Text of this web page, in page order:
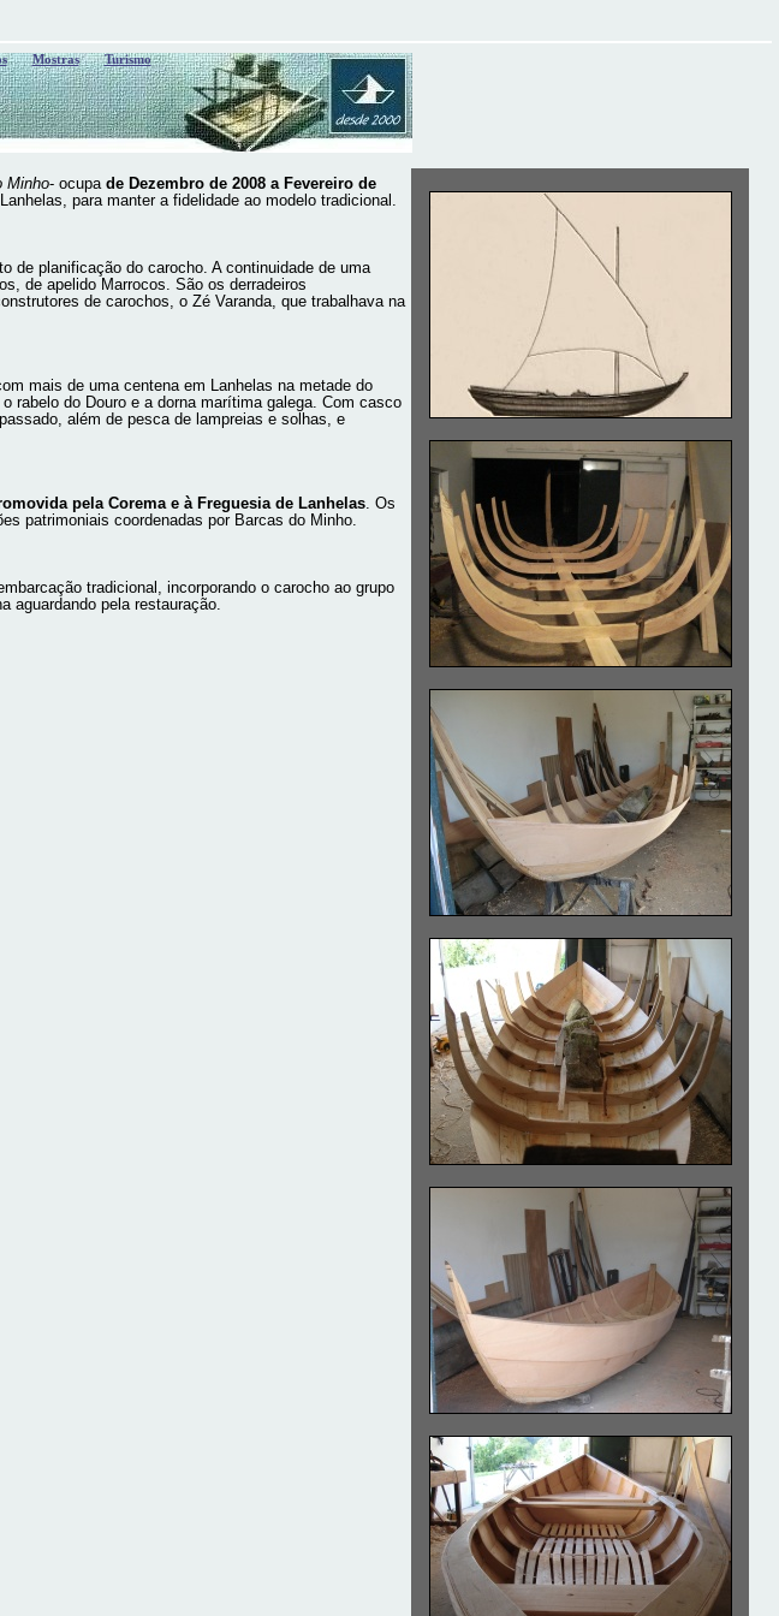
Mostras Turismo
Minho- ocupa de Dezembro de 2008 a Fevereiro de
para manter a fidelidade ao modelo tradicional.
de planificação do carocho. A continuidade de uma
de apelido Marrocos. São os derradeiros
de carochos, o Zé Varanda, que trabalhava na
mais de uma centena em Lanhelas na metade do
rabelo do Douro e a dorna marítima galega. Com casco
além de pesca de lampreias e solhas, e
pela Corema e à Freguesia de Lanhelas. Os
patrimoniais coordenadas por Barcas do Minho.
tradicional, incorporando o carocho ao grupo
aguardando pela restauração.